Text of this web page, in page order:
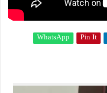
Pin It
WhatsApp